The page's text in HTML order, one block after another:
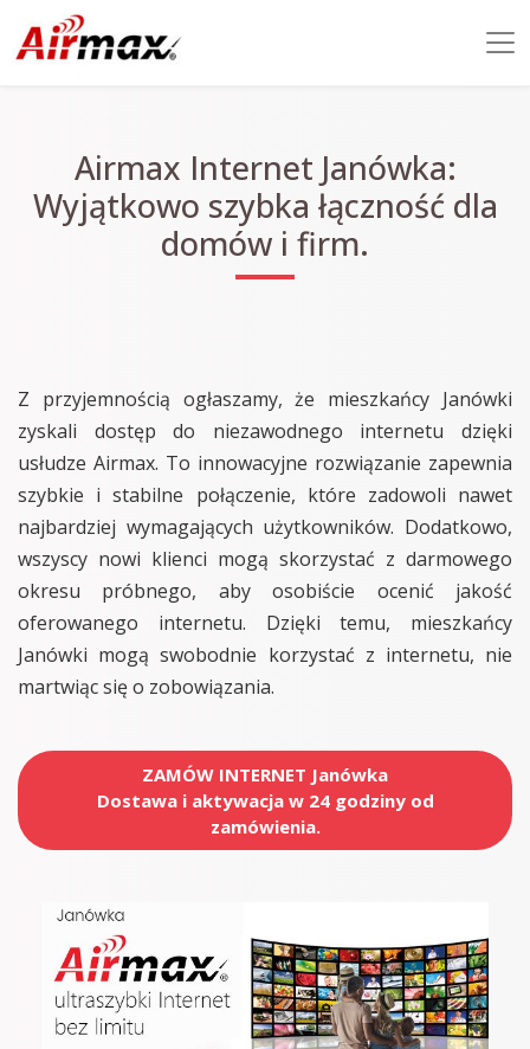
Airmax Internet Janówka:
Wyjątkowo szybka łączność dla
domów i firm.
Z przyjemnością ogłaszamy, że mieszkańcy Janówki
zyskali dostęp do niezawodnego internetu dzięki
usłudze Airmax. To innowacyjne rozwiązanie zapewnia
szybkie i stabilne połączenie, które zadowoli nawet
najbardziej wymagających użytkowników. Dodatkowo,
wszyscy nowi klienci mogą skorzystać z darmowego
okresu próbnego, aby osobiście ocenić jakość
oferowanego internetu. Dzięki temu, mieszkańcy
Janówki mogą swobodnie korzystać z internetu, nie
martwiąc się o zobowiązania.
ZAMÓW INTERNET Janówka
Dostawa i aktywacja w 24 godziny od
zamówienia.